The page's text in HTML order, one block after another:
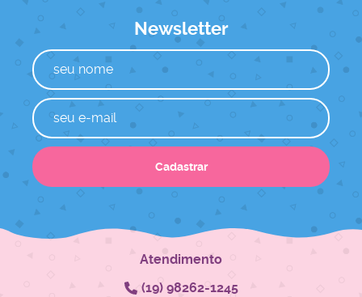
Newsletter
Cadastrar
Atendimento
(19)98262-1245